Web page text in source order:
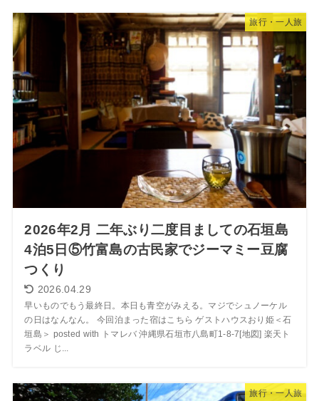
旅行・一人旅
2026年2月 二年ぶり二度目ましての石垣島
4泊5日⑤竹富島の古民家でジーマミー豆腐
つくり
2026.04.29
早いものでもう最終日。本日も青空がみえる。マジでシュノーケル
の日はなんなん。 今回泊まった宿はこちら ゲストハウスおり姫＜石
垣島＞ posted with トマレバ 沖縄県石垣市八島町1-8-7[地図] 楽天ト
ラベル じ...
旅行・一人旅